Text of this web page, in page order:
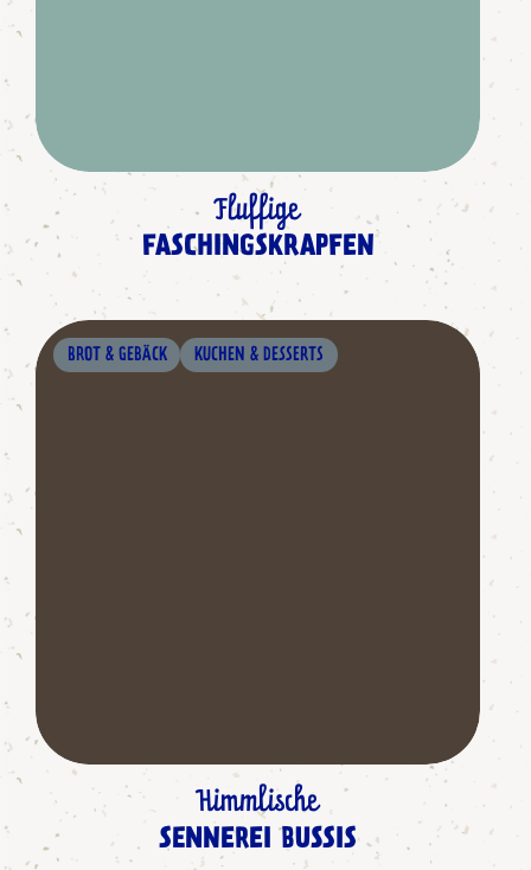
Fluffige
FASCHINGSKRAPFEN
BROT & GEBÄCK KUCHEN & DESSERTS
Himmlische
SENNEREI BUSSIS